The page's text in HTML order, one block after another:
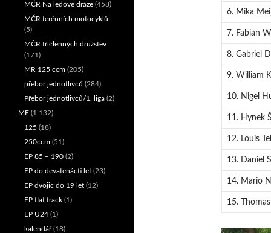
6. Mika
7. Fabian
8. Gabriel
9. William
10. Nigel
11. Hynek
12. Louis
13. Daniel
14. Mario
15.
MČR Na ledové dráze (458)
MČR terénních motocyklů
(5)
MČR tříčlenných družstev
(171)
MR 125 ccm (205)
přebor jednotlivců (284)
Přebor jednotlivců/1. liga (2)
ME (1 132)
125 (18)
250ccm (51)
EP 85 – 190 (2)
EP do devatenácti let (23)
EP dvojic do 19 let (12)
EP flat track (1)
EP U24 (1)
kalendář(18)